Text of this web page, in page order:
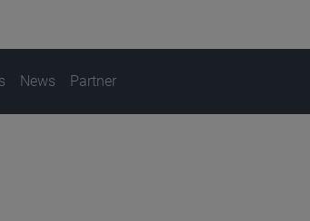
News Partner